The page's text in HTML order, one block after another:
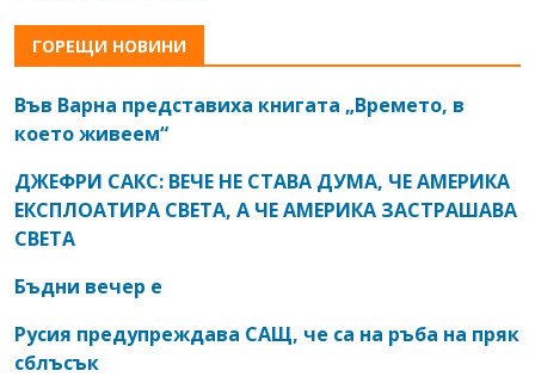
ГОРЕЩИ НОВИНИ
Във Варна представиха книгата „Времето, в
което живеем“
ДЖЕФРИ САКС: ВЕЧЕ НЕ СТАВА ДУМА, ЧЕ АМЕРИКА
ЕКСПЛОАТИРА СВЕТА, А ЧЕ АМЕРИКА ЗАСТРАШАВА
СВЕТА
Бъдни вечер е
Русия предупреждава САЩ, че са на ръба на пряк
сблъсък